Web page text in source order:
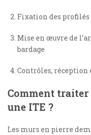
Fixation des profilés
Mise en œuvre de
bardage
Contrôles,
Comment
une ITE ?
Les murs en pierre